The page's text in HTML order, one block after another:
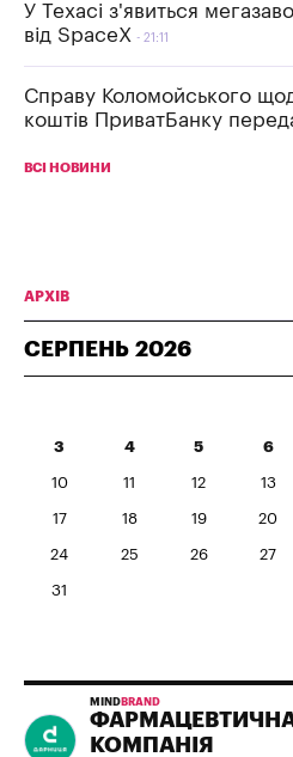
У Техасі з'явиться
від SpaceX
21:11
Справу Коломойського
коштів ПриватБанку
ВСІ НОВИНИ
АРХІВ
СЕРПЕНЬ 2026
3 4 5 6
10 11 12 13
17 18 19 20
24 25 26 27
31
MIND BRAND
КОМПАНІЯ